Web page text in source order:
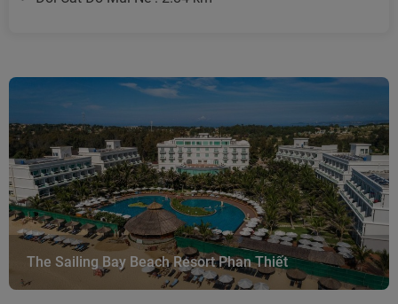
The Sailing Bay Beach Resort Phan Thiết